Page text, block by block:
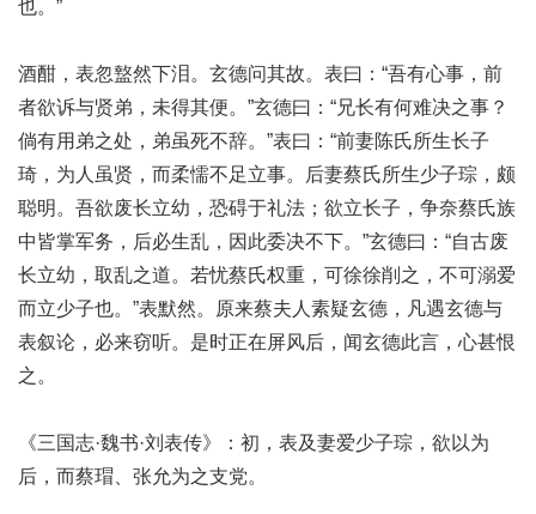
也。”
酒酣，表忽盩然下泪。玄德问其故。表曰：“吾有心事，前
者欲诉与贤弟，未得其便。”玄德曰：“兄长有何难决之事？
倘有用弟之处，弟虽死不辞。”表曰：“前妻陈氏所生长子
琦，为人虽贤，而柔懦不足立事。后妻蔡氏所生少子琮，颇
聪明。吾欲废长立幼，恐碍于礼法；欲立长子，争奈蔡氏族
中皆掌军务，后必生乱，因此委决不下。”玄德曰：“自古废
长立幼，取乱之道。若忧蔡氏权重，可徐徐削之，不可溺爱
而立少子也。”表默然。原来蔡夫人素疑玄德，凡遇玄德与
表叙论，必来窃听。是时正在屏风后，闻玄德此言，心甚恨
之。
《三国志·魏书·刘表传》：初，表及妻爱少子琮，欲以为
后，而蔡瑁、张允为之支党。